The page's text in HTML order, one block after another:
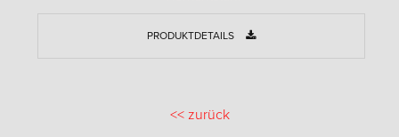
PRODUKTDETAILS
<< zurück